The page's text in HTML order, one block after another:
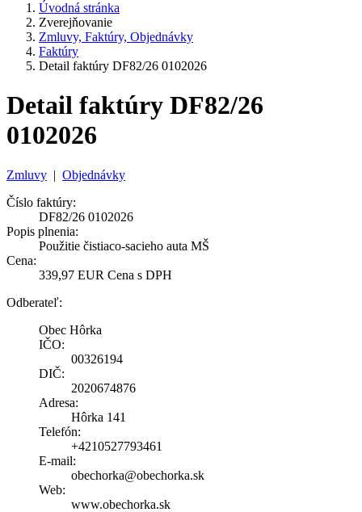
Úvodná stránka
Zverejňovanie
Zmluvy, Faktúry, Objednávky
Faktúry
Detail faktúry DF82/26 0102026
Detail faktúry DF82/26
0102026
Zmluvy | Objednávky
Číslo faktúry:
DF82/26 0102026
Popis plnenia:
Použitie čistiaco-sacieho auta MŠ
Cena:
339,97 EUR Cena s DPH
Odberateľ:
Obec Hôrka
IČO:
00326194
DIČ:
2020674876
Adresa:
Hôrka 141
Telefón:
+4210527793461
E-mail:
obechorka@obechorka.sk
Web:
www.obechorka.sk